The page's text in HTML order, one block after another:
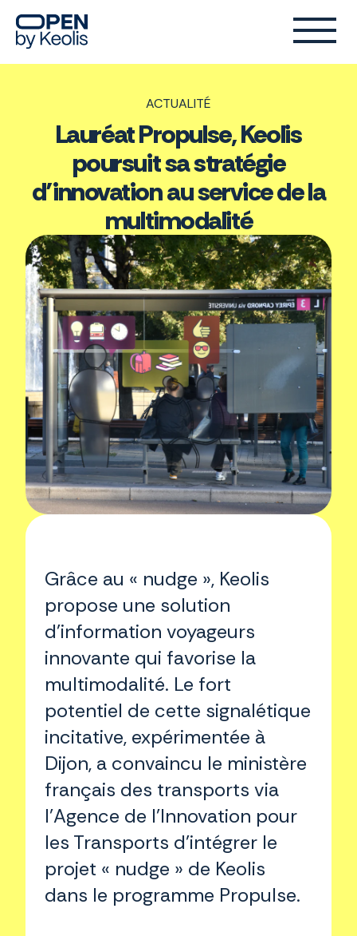
ACTUALITÉ
Lauréat Propulse, Keolis
poursuit sa stratégie
d’innovation au service de la
multimodalité
Grâce au « nudge », Keolis
propose une solution
d’information voyageurs
innovante qui favorise la
multimodalité. Le fort
potentiel de cette signalétique
incitative, expérimentée à
Dijon, a convaincu le ministère
français des transports via
l’Agence de l’Innovation pour
les Transports d’intégrer le
projet « nudge » de Keolis
dans le programme Propulse.